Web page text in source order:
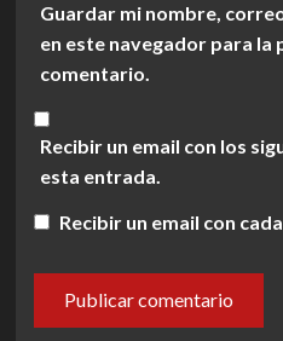
Guardar mi nombre,
en este navegador para la
comentario.
Recibir un email con los
esta entrada.
Recibir un email con